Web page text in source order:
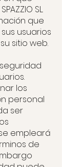
SL.
que
usuarios
sitio web.
los
personal
ser
empleará
de